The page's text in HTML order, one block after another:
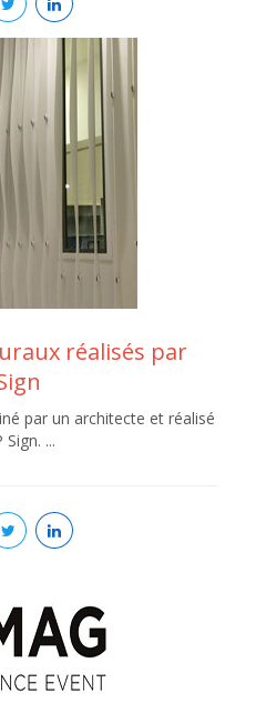
réalisés par
par un architecte et réalisé
Sign. ...